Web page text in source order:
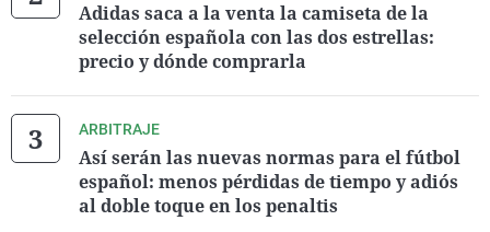
Adidas saca a la venta la camiseta de la
selección española con las dos estrellas:
precio y dónde comprarla
ARBITRAJE
Así serán las nuevas normas para el fútbol
español: menos pérdidas de tiempo y adiós
al doble toque en los penaltis